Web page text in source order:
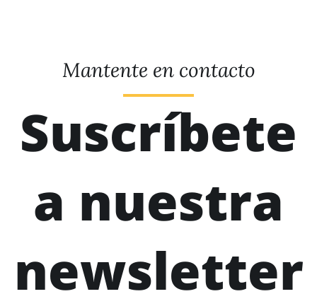
Mantente en contacto
Suscríbete
a nuestra
newsletter